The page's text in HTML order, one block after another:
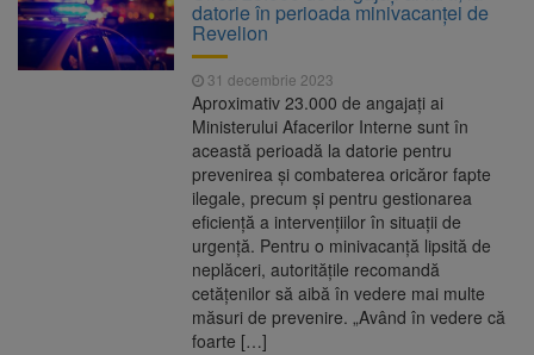
datorie în perioada minivacanţei de
Revelion
31 decembrie 2023
Aproximativ 23.000 de angajați ai
Ministerului Afacerilor Interne sunt în
această perioadă la datorie pentru
prevenirea și combaterea oricăror fapte
ilegale, precum și pentru gestionarea
eficiență a intervențiilor în situații de
urgență. Pentru o minivacanță lipsită de
neplăceri, autoritățile recomandă
cetățenilor să aibă în vedere mai multe
măsuri de prevenire. „Având în vedere că
foarte […]